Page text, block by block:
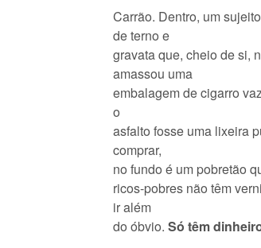
Carrão. Dentro, um sujeito
de terno e
gravata que, cheio de si,
amassou uma
embalagem de cigarro
o
asfalto fosse uma lixeira
comprar,
no fundo é um pobretão
ricos-pobres não têm
ir além
do óbvio. Só têm